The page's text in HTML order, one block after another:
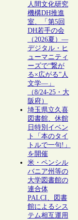
人間文化研究
機構DH推進
室、「第5回
DH若手の会
（2026夏）―
デジタル・ヒ
ューマニティ
ーズで“繋が
る×広がる”人
文学―」
（8/24-25・大
阪府）
埼玉県立久喜
図書館、休館
日特別イベン
ト「本のタイ
トルで一句!」
を開催
米・ペンシル
バニア州等の
大学図書館の
連合体
PALCI、図書
館によるシス
テム相互運用